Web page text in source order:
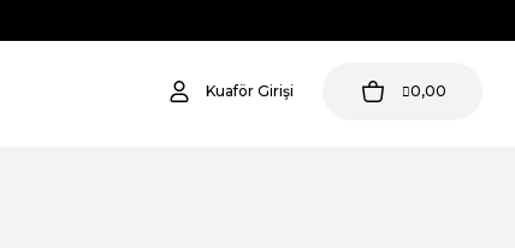
Kuaför Girişi 0,00